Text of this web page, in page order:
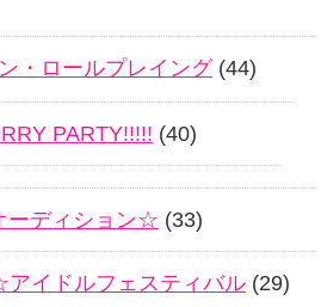
・ロールプレイング(44)
PARTY!!!!! (40)
ーディション☆ (33)
イドルフェスティバル (29)